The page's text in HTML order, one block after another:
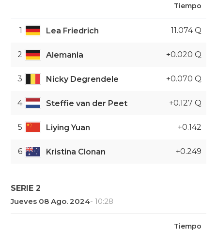
Tiempo
1 Lea Friedrich 11.074 Q
2 Alemania +0.020 Q
3 Nicky Degrendele +0.070 Q
4 Steffie van der Peet +0.127 Q
5 Liying Yuan +0.142
6 Kristina Clonan +0.249
SERIE 2
Jueves 08 Ago. 2024- 10:28
Tiempo